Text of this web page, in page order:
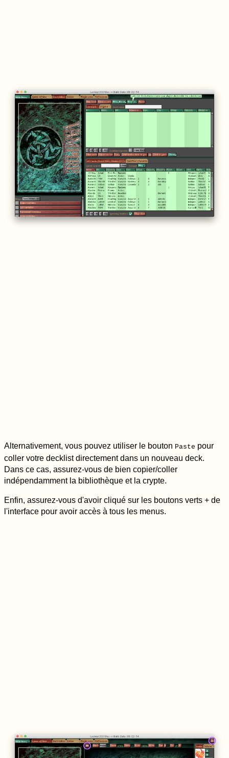
Alternativement, vous pouvez utiliser le bouton Paste pour
coller votre decklist directement dans un nouveau deck.
Dans ce cas, assurez-vous de bien copier/coller
indépendamment la bibliothèque et la crypte.
Enfin, assurez-vous d'avoir cliqué sur les boutons verts + de
l'interface pour avoir accès à tous les menus.